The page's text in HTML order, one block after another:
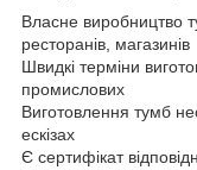
Власне виробництво
ресторанів, магазинів
Швидкі терміни
промислових
Виготовлення тумб
ескізах
Є сертифікат